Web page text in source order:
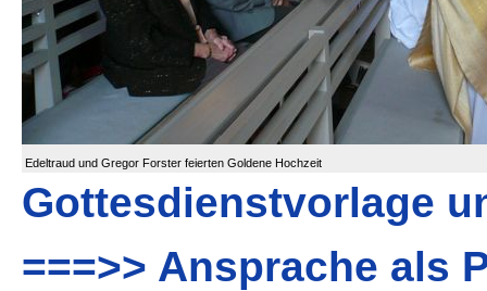
Edeltraud und Gregor Forster feierten Goldene Hochzeit
Gottesdienstvorlage
===>> Ansprache als